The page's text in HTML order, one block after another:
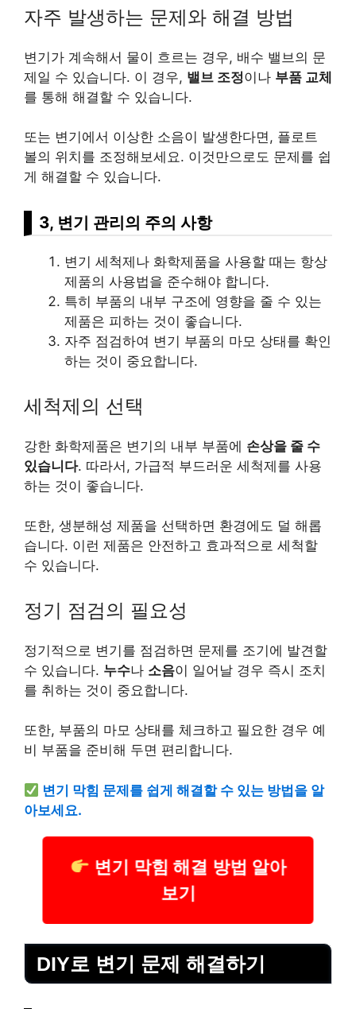
자주 발생하는 문제와 해결 방법
변기가 계속해서 물이 흐르는 경우, 배수 밸브의 문
제일 수 있습니다. 이 경우, 밸브 조정이나 부품 교체
를 통해 해결할 수 있습니다.
또는 변기에서 이상한 소음이 발생한다면, 플로트
볼의 위치를 조정해보세요. 이것만으로도 문제를 쉽
게 해결할 수 있습니다.
3, 변기 관리의 주의 사항
변기 세척제나 화학제품을 사용할 때는 항상
제품의 사용법을 준수해야 합니다.
특히 부품의 내부 구조에 영향을 줄 수 있는
제품은 피하는 것이 좋습니다.
자주 점검하여 변기 부품의 마모 상태를 확인
하는 것이 중요합니다.
세척제의 선택
강한 화학제품은 변기의 내부 부품에 손상을 줄 수
있습니다. 따라서, 가급적 부드러운 세척제를 사용
하는 것이 좋습니다.
또한, 생분해성 제품을 선택하면 환경에도 덜 해롭
습니다. 이런 제품은 안전하고 효과적으로 세척할
수 있습니다.
정기 점검의 필요성
정기적으로 변기를 점검하면 문제를 조기에 발견할
수 있습니다. 누수나 소음이 일어날 경우 즉시 조치
를 취하는 것이 중요합니다.
또한, 부품의 마모 상태를 체크하고 필요한 경우 예
비 부품을 준비해 두면 편리합니다.
변기 막힘 문제를 쉽게 해결할 수 있는 방법을 알
아보세요.
변기 막힘 해결 방법 알아
보기
DIY로 변기 문제 해결하기